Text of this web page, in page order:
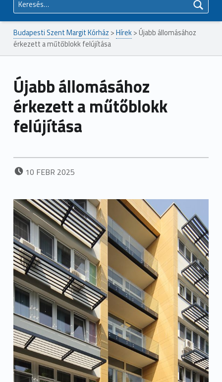
Budapesti Szent Margit Kórház >Hírek> Újabb állomásához
érkezett a műtőblokk felújítása
Újabb állomásához
érkezett a műtőblokk
felújítása
POSTED ON:
10 FEBR 2025